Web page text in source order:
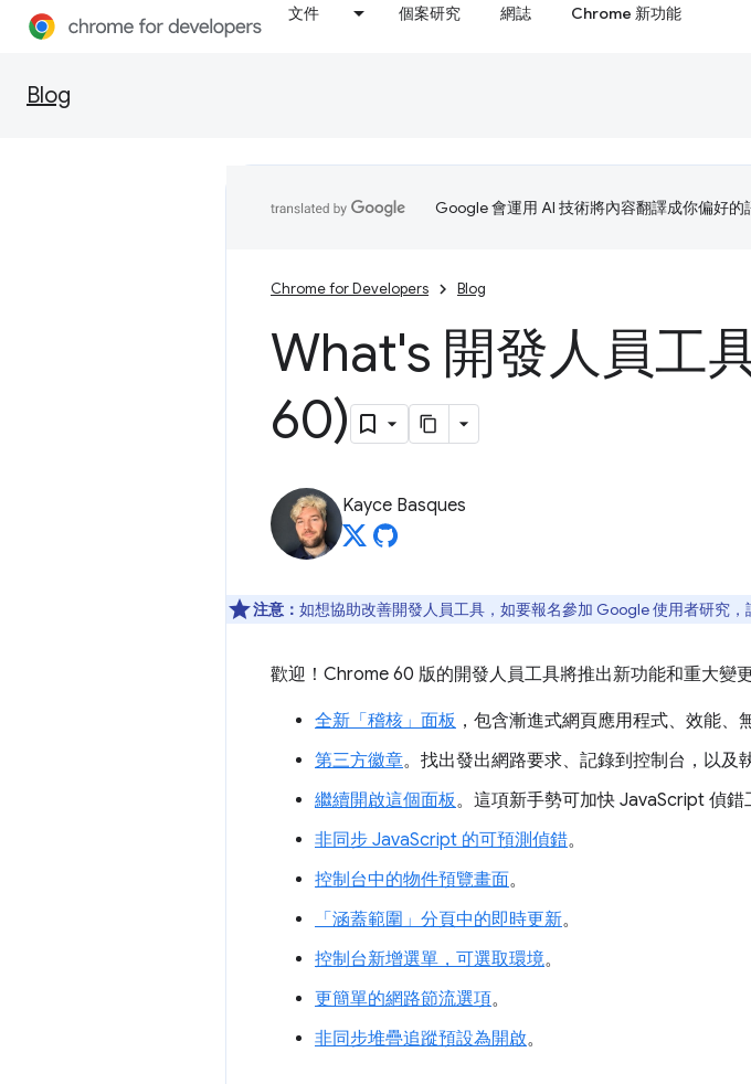
文件 個案研究 網誌 Chrome 新功能
Blog
Google 會運用 AI 技術將內容翻譯成你偏好的
Chrome for Developers Blog
What's 開發人員工
60)
Kayce Basques
注意： 如想協助改善開發人員工具，如要報名參加 Google 使用者研究，
歡迎！Chrome 60 版的開發人員工具將推出新功能和重大變
全新「稽核」面板 ，包含漸進式網頁應用程式、效能、
第三方徽章。找出發出網路要求、記錄到控制台，以及
繼續開啟這個面板。這項新手勢可加快 JavaScript 偵錯
非同步 JavaScript 的可預測偵錯。
控制台中的物件預覽畫面。
「涵蓋範圍」分頁中的即時更新。
控制台新增選單，可選取環境。
更簡單的網路節流選項。
非同步堆疊追蹤預設為開啟。